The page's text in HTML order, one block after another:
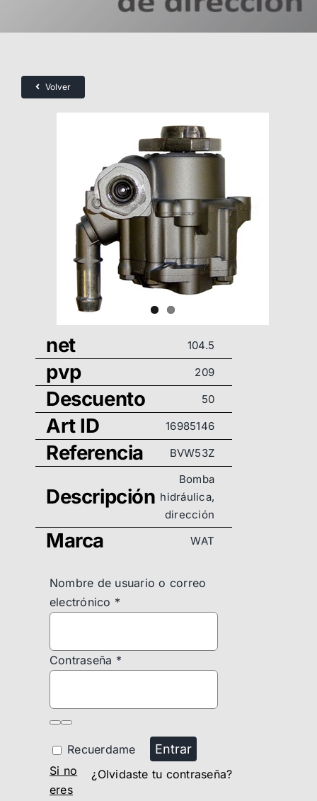
Volver
net 104.5
pvp 209
Descuento 50
Art ID 16985146
Referencia BVW53Z
Descripción
Bomba
hidráulica,
dirección
Marca WAT
Nombre de usuario o correo
electrónico *
Contraseña *
Recuerdame Entrar
¿Olvidaste tu contraseña?
Si no
eres